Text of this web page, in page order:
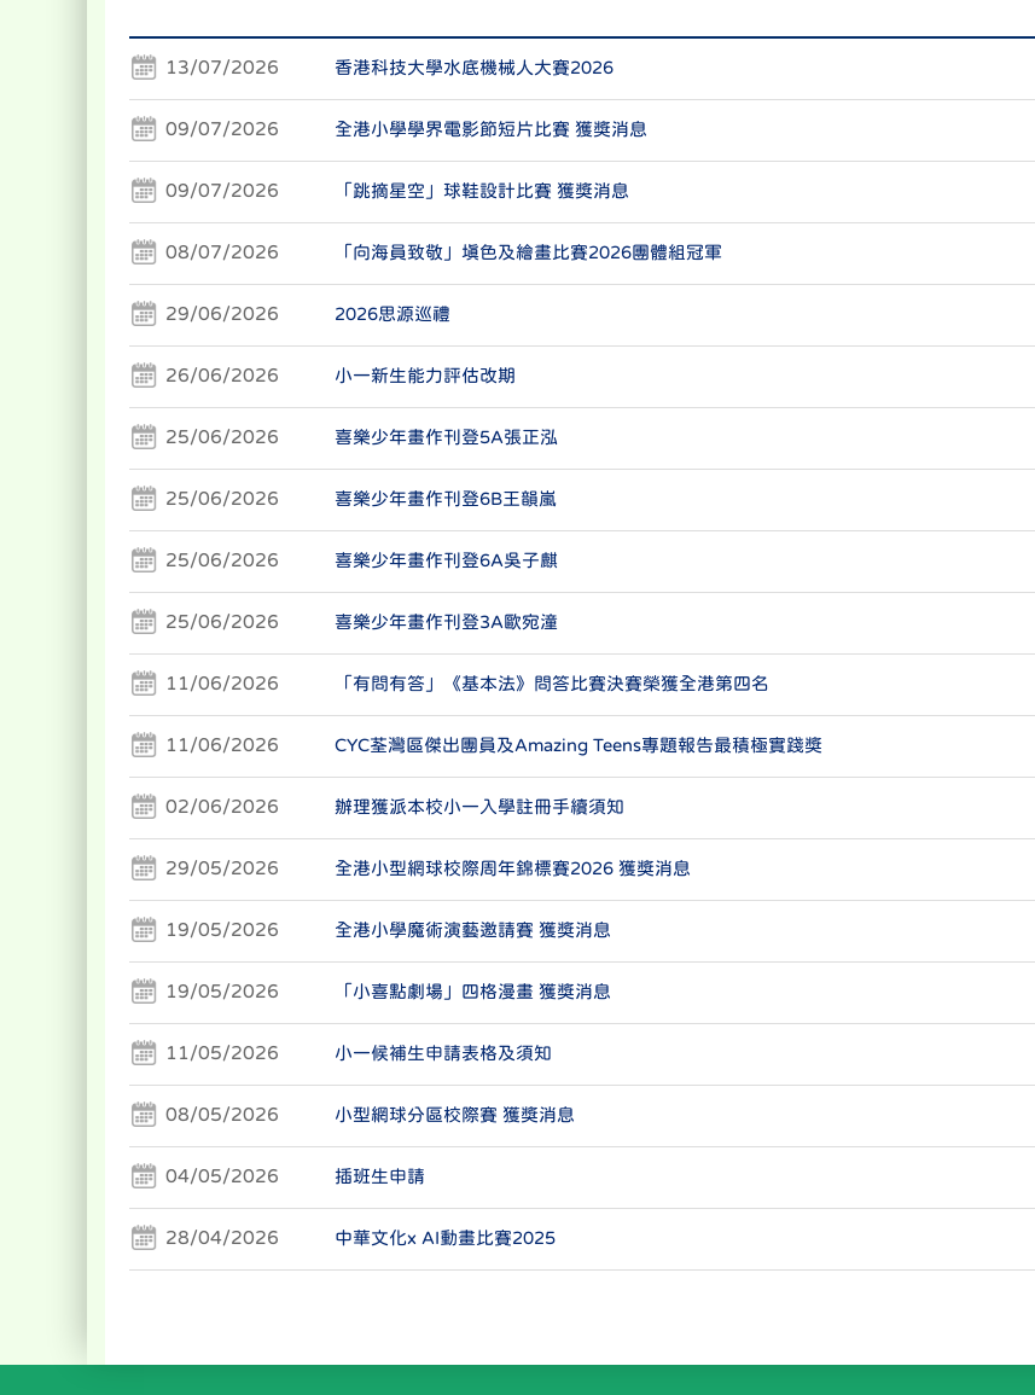
13/07/2026 香港科技大學水底機械人大賽2026
09/07/2026 全港小學學界電影節短片比賽 獲獎消息
09/07/2026 「跳摘星空」球鞋設計比賽 獲獎消息
08/07/2026 「向海員致敬」填色及繪畫比賽2026團體組冠軍
29/06/2026 2026思源巡禮
26/06/2026 小一新生能力評估改期
25/06/2026 喜樂少年畫作刊登5A張正泓
25/06/2026 喜樂少年畫作刊登6B王韻嵐
25/06/2026 喜樂少年畫作刊登6A吳子麒
25/06/2026 喜樂少年畫作刊登3A歐宛潼
11/06/2026 「有問有答」《基本法》問答比賽決賽榮獲全港第四名
11/06/2026 CYC荃灣區傑出團員及Amazing Teens專題報告最積極實踐獎
02/06/2026 辦理獲派本校小一入學註冊手續須知
29/05/2026 全港小型網球校際周年錦標賽2026 獲獎消息
19/05/2026 全港小學魔術演藝邀請賽 獲獎消息
19/05/2026 「小喜點劇場」四格漫畫 獲獎消息
11/05/2026 小一候補生申請表格及須知
08/05/2026 小型網球分區校際賽 獲獎消息
04/05/2026 插班生申請
28/04/2026 中華文化x AI動畫比賽2025